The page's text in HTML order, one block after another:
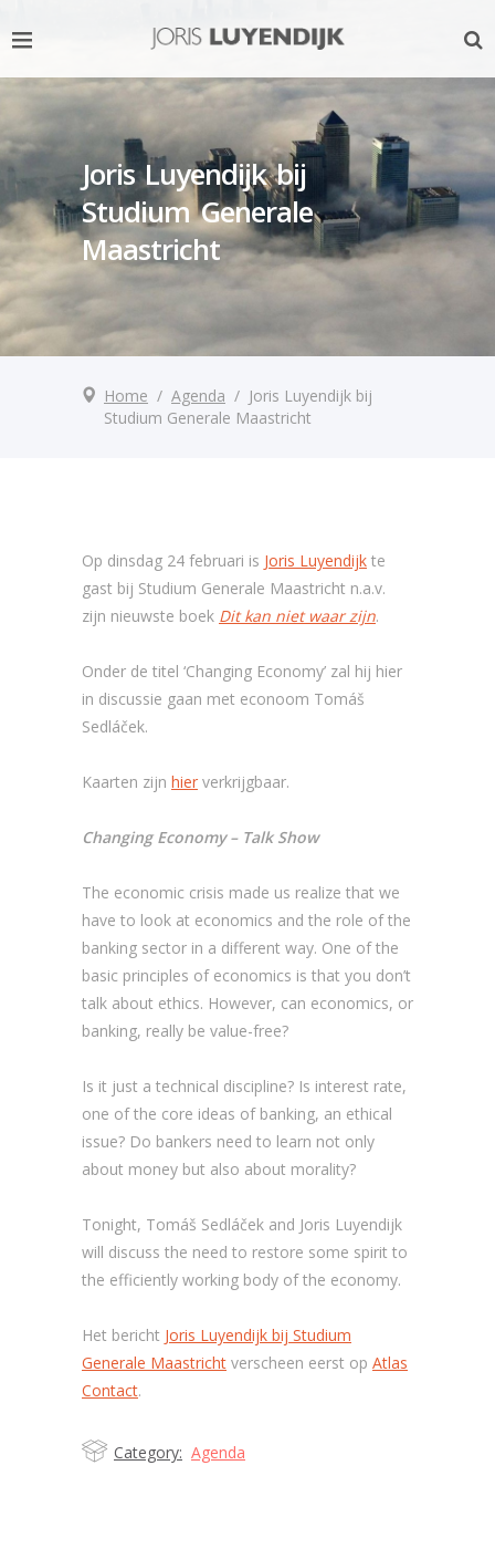
Joris Luyendijk bij
Studium Generale
Maastricht
Home / Agenda / Joris Luyendijk bij
Studium Generale Maastricht
Op dinsdag 24 februari is Joris Luyendijk te
gast bij Studium Generale Maastricht n.a.v.
zijn nieuwste boek Dit kan niet waar zijn.
Onder de titel ‘Changing Economy’ zal hij hier
in discussie gaan met econoom Tomáš
Sedláček.
Kaarten zijn hier verkrijgbaar.
Changing Economy – Talk Show
The economic crisis made us realize that we
have to look at economics and the role of the
banking sector in a different way. One of the
basic principles of economics is that you don’t
talk about ethics. However, can economics, or
banking, really be value-free?
Is it just a technical discipline? Is interest rate,
one of the core ideas of banking, an ethical
issue? Do bankers need to learn not only
about money but also about morality?
Tonight, Tomáš Sedláček and Joris Luyendijk
will discuss the need to restore some spirit to
the efficiently working body of the economy.
Het bericht Joris Luyendijk bij Studium
Generale Maastricht verscheen eerst op Atlas
Contact.
Category: Agenda